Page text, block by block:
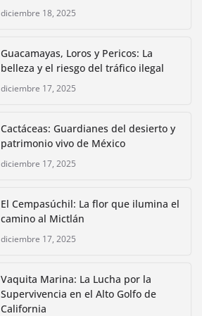
diciembre 18, 2025
Guacamayas, Loros y Pericos: La
belleza y el riesgo del tráfico ilegal
diciembre 17, 2025
Cactáceas: Guardianes del desierto y
patrimonio vivo de México
diciembre 17, 2025
El Cempasúchil: La flor que ilumina el
camino al Mictlán
diciembre 17, 2025
Vaquita Marina: La Lucha por la
Supervivencia en el Alto Golfo de
California